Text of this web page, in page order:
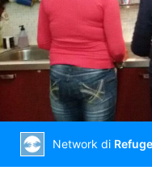
Network di